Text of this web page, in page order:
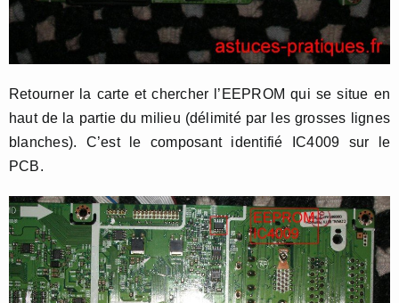
Retourner la carte et chercher l’EEPROM qui se situe en
haut de la partie du milieu (délimité par les grosses lignes
blanches). C’est le composant identifié IC4009 sur le
PCB.